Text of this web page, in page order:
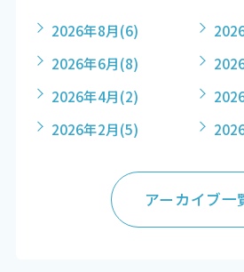
2026年8月(6)
2026年6月(8)
2026年4月(2)
2026年2月(5)
アーカイブ一